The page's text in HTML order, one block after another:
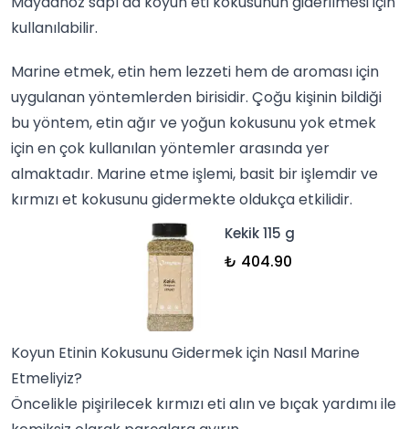
kullanılabilir.
Marine etmek, etin hem lezzeti hem de aroması için
uygulanan yöntemlerden birisidir. Çoğu kişinin bildiği
bu yöntem, etin ağır ve yoğun kokusunu yok etmek
için en çok kullanılan yöntemler arasında yer
almaktadır. Marine etme işlemi, basit bir işlemdir ve
kırmızı et kokusunu gidermekte oldukça etkilidir.
Kekik 115 g
₺ 404.90
Koyun Etinin Kokusunu Gidermek için Nasıl Marine
Etmeliyiz?
Öncelikle pişirilecek kırmızı eti alın ve bıçak yardımı ile